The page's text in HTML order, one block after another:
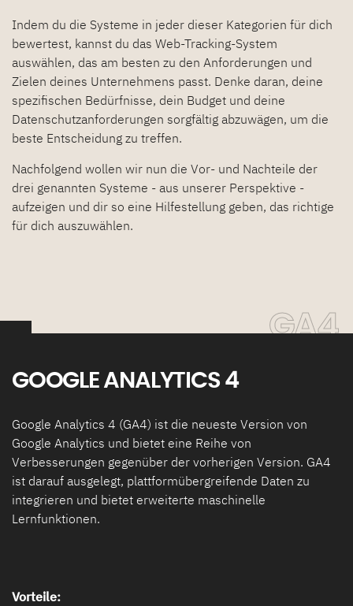
Indem du die Systeme in jeder dieser Kategorien für dich
bewertest, kannst du das Web-Tracking-System
auswählen, das am besten zu den Anforderungen und
Zielen deines Unternehmens passt. Denke daran, deine
spezifischen Bedürfnisse, dein Budget und deine
Datenschutzanforderungen sorgfältig abzuwägen, um die
beste Entscheidung zu treffen.
Nachfolgend wollen wir nun die Vor- und Nachteile der
drei genannten Systeme - aus unserer Perspektive -
aufzeigen und dir so eine Hilfestellung geben, das richtige
für dich auszuwählen.
GA4
GOOGLE ANALYTICS 4
Google Analytics 4 (GA4) ist die neueste Version von
Google Analytics und bietet eine Reihe von
Verbesserungen gegenüber der vorherigen Version. GA4
ist darauf ausgelegt, plattformübergreifende Daten zu
integrieren und bietet erweiterte maschinelle
Lernfunktionen.
Vorteile: